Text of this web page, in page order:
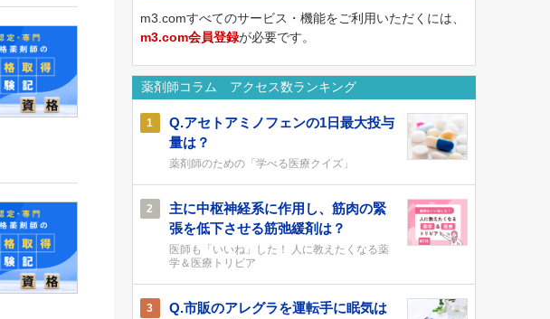
m3.comすべてのサービス・機能をご利用いただくには、
m3.com会員登録が必要です。
薬剤師コラム アクセス数ランキング
1
Q.アセトアミノフェンの1日最大投与
量は？
薬剤師のための「学べる医療クイズ」
2
主に中枢神経系に作用し、筋肉の緊
張を低下させる筋弛緩剤は？
医師も「いいね」した！ 人に教えたくなる薬
学＆医療トリビア
3
Q.市販のアレグラを運転手に眠気は